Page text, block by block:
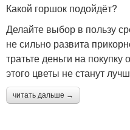
Какой горшок подойдёт?
Делайте выбор в пользу
не сильно развита
тратьте деньги на
этого цветы не станут
читать дальше →